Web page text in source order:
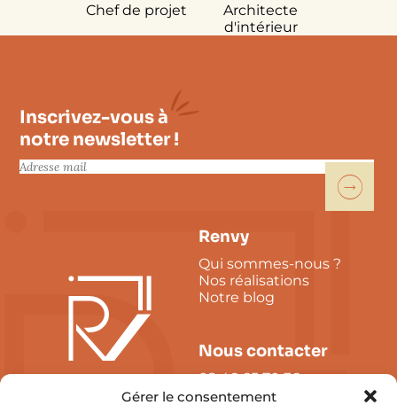
Gérer le consentement
Chef de projet
Architecte
d'intérieur
Inscrivez-vous à
notre newsletter !
E
Renvy
Qui sommes-nous ?
Nos réalisations
Notre blog
Nous contacter
02 46 65 70 36
Tours - La Rochelle